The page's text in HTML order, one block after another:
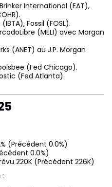
International (EAT),
Fossil (FOSL).
(MELI) avec Morgan
(ANET) au J.P. Morgan
(Fed Chicago).
(Fed Atlanta).
(Précédent 0.0%)
0.0%)
220K (Précédent 226K)
: